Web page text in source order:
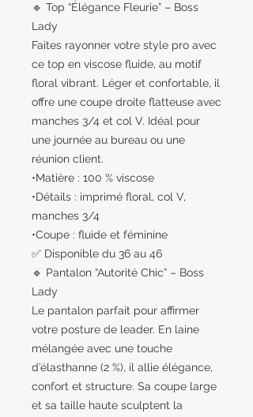
🔹 Top “Élégance Fleurie” – Boss
Lady
Faites rayonner votre style pro avec
ce top en viscose fluide, au motif
floral vibrant. Léger et confortable, il
offre une coupe droite flatteuse avec
manches 3/4 et col V. Idéal pour
une journée au bureau ou une
réunion client.
•Matière : 100 % viscose
•Détails : imprimé floral, col V,
manches 3/4
•Coupe : fluide et féminine
✅ Disponible du 36 au 46
🔹 Pantalon “Autorité Chic” – Boss
Lady
Le pantalon parfait pour affirmer
votre posture de leader. En laine
mélangée avec une touche
d’élasthanne (2 %), il allie élégance,
confort et structure. Sa coupe large
et sa taille haute sculptent la